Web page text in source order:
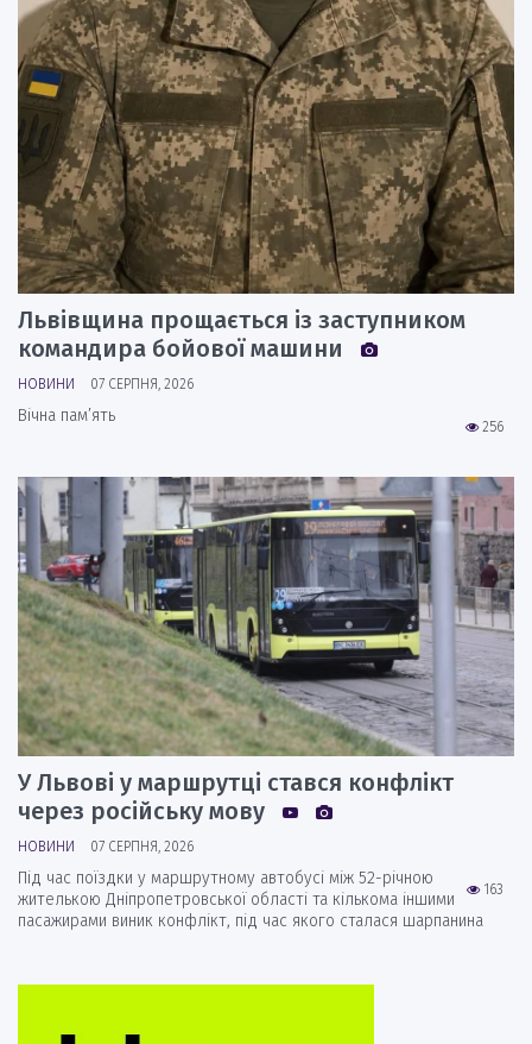
Львівщина прощається із заступником
командира бойової машини
НОВИНИ 07 СЕРПНЯ, 2026
256
Вічна пам’ять
У Львові у маршрутці стався конфлікт
через російську мову
НОВИНИ 07 СЕРПНЯ, 2026
163
Під час поїздки у маршрутному автобусі між 52-річною
жителькою Дніпропетровської області та кількома іншими
пасажирами виник конфлікт, під час якого сталася шарпанина